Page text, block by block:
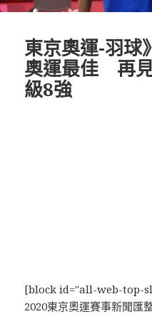
東京奧運-羽球
奧運最佳 再
級8強
[block id="all-web-top-
2020東京奧運賽事新聞匯